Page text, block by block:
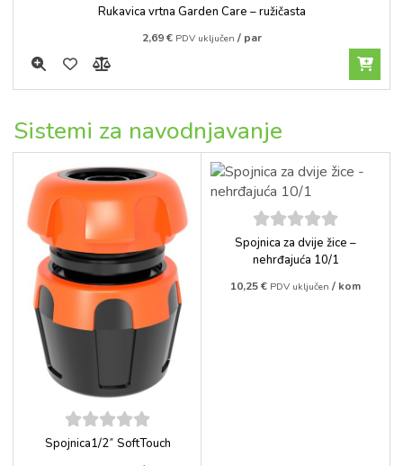
5out of
Rukavica vrtna Garden Care – ružičasta
2,69€ PDV uključen / par
Sistemi za navodnjavanje
5out of
Spojnica1/2˝ SoftTouch
5out of
5
Spojnica za dvije žice –
nehrđajuća 10/1
10,25€ PDV uključen / kom